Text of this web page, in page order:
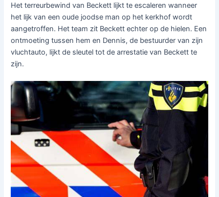
Het terreurbewind van Beckett lijkt te escaleren wanneer
het lijk van een oude joodse man op het kerkhof wordt
aangetroffen. Het team zit Beckett echter op de hielen. Een
ontmoeting tussen hem en Dennis, de bestuurder van zijn
vluchtauto, lijkt de sleutel tot de arrestatie van Beckett te
zijn.